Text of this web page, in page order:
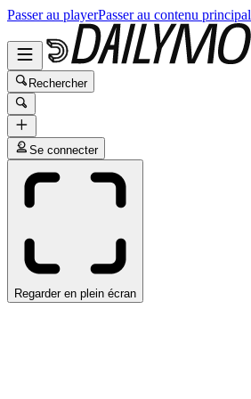
Passer au playerPasser au contenu principal
Rechercher
Se connecter
Regarder en plein écran